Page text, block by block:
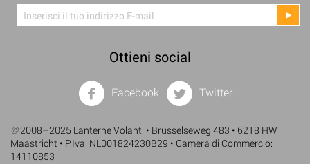
Ottieni social
Facebook Twitter
©2008–2025 Lanterne Volanti • Brusselseweg 483 • 6218 HW
Maastricht • P.Iva: NL001824230B29 • Camera di Commercio:
14110853